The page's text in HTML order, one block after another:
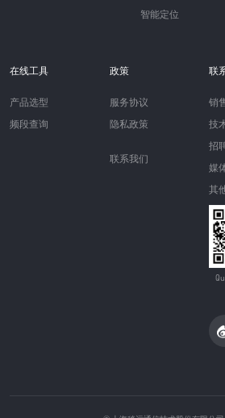
智能定位
在线工具
产品选型
频段查询
政策
服务协议
隐私政策
联系我们
联
销
技
招
媒
其